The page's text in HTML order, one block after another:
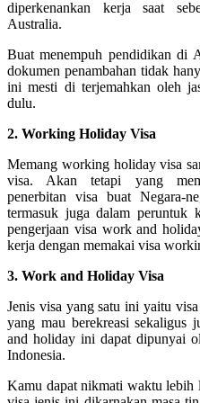
diperkenankan kerja saat
Australia.
Buat menempuh pendidikan di
dokumen penambahan tidak
ini mesti di terjemahkan oleh
dulu.
2. Working Holiday Visa
Memang working holiday visa
visa. Akan tetapi yang
penerbitan visa buat Negara-
termasuk juga dalam peruntuk
pengerjaan visa work and
kerja dengan memakai visa
3. Work and Holiday Visa
Jenis visa yang satu ini yaitu
yang mau berekreasi
and holiday ini dapat dipunyai
Indonesia.
Kamu dapat nikmati waktu lebih